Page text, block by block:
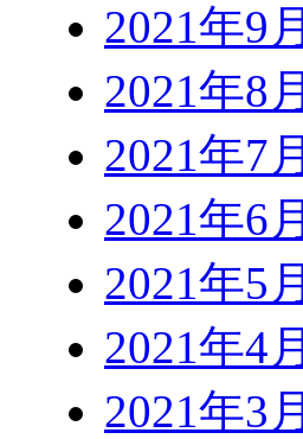
2021年9月
2021年8月
2021年7月
2021年6月
2021年5月
2021年4月
2021年3月